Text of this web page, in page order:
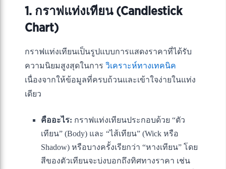
1. กราฟแท่งเทียน (Candlestick
Chart)
กราฟแท่งเทียนเป็นรูปแบบการแสดงราคาที่ได้รับ
ความนิยมสูงสุดในการ วิเคราะห์ทางเทคนิค
เนื่องจากให้ข้อมูลที่ครบถ้วนและเข้าใจง่ายในแท่ง
เดียว
คืออะไร: กราฟแท่งเทียนประกอบด้วย “ตัว
เทียน” (Body) และ “ไส้เทียน” (Wick หรือ
Shadow) หรือบางครั้งเรียกว่า “หางเทียน” โดย
สีของตัวเทียนจะบ่งบอกถึงทิศทางราคา เช่น